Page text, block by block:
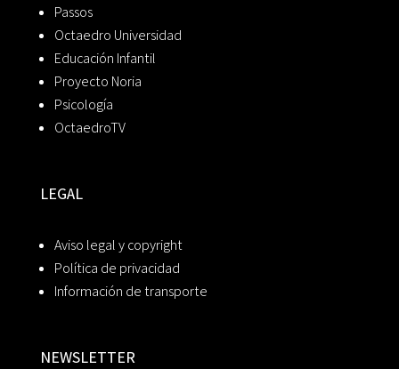
Passos
Octaedro Universidad
Educación Infantil
Proyecto Noria
Psicología
OctaedroTV
LEGAL
Aviso legal y copyright
Política de privacidad
Información de transporte
NEWSLETTER